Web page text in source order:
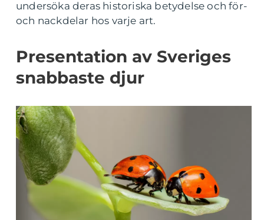
undersöka deras historiska betydelse och för-
och nackdelar hos varje art.
Presentation av Sveriges
snabbaste djur